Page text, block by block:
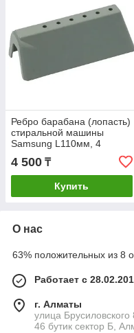
Ребро барабана (лопасть)
стиральной машины
Samsung L110мм, 4
защелки, DC66-00129A
4 500 ₸
Купить
О нас
63% положительных из 8
Работает с
г. Алматы
улица
46 бутик сектор Б,